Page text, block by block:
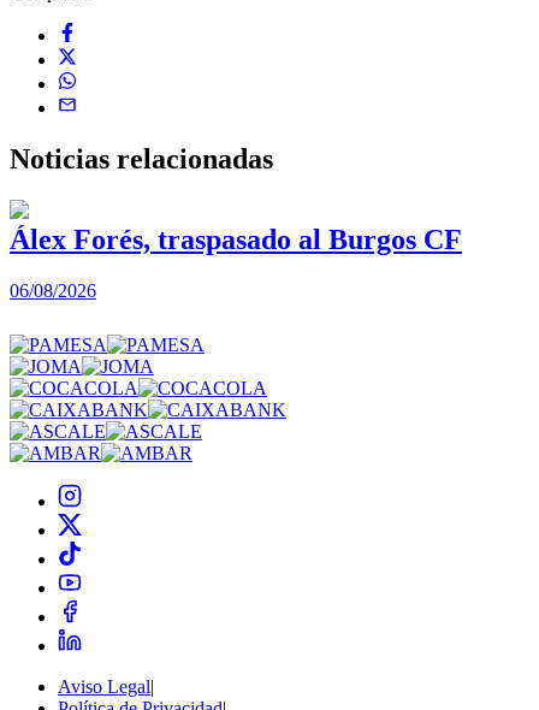
Noticias relacionadas
Álex Forés, traspasado al Burgos CF
06/08/2026
Aviso Legal|